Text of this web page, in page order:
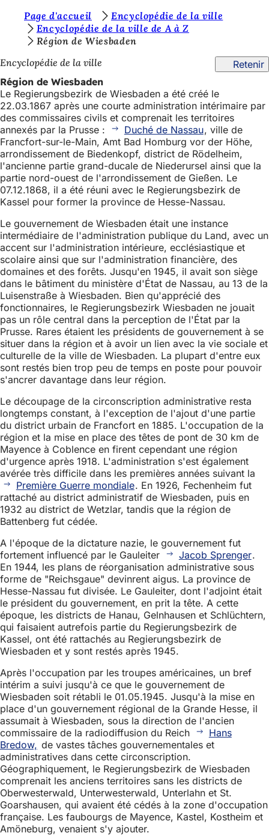
Accéder au contenu
u
s
ê
t
e
s
i
c
i
:
Page d'accueil
Encyclopédie de la ville
Encyclopédie de la ville de A à Z
Région de Wiesbaden
Encyclopédie de la ville
Retenir
Région de Wiesbaden
Le Regierungsbezirk de Wiesbaden a été créé le
22.03.1867 après une courte administration intérimaire par
des commissaires civils et comprenait les territoires
annexés par la Prusse :
Duché de Nassau, ville de
Francfort-sur-le-Main, Amt Bad Homburg vor der Höhe,
arrondissement de Biedenkopf, district de Rödelheim,
l'ancienne partie grand-ducale de Niederursel ainsi que la
partie nord-ouest de l'arrondissement de Gießen. Le
07.12.1868, il a été réuni avec le Regierungsbezirk de
Kassel pour former la province de Hesse-Nassau.
Le gouvernement de Wiesbaden était une instance
intermédiaire de l'administration publique du Land, avec un
accent sur l'administration intérieure, ecclésiastique et
scolaire ainsi que sur l'administration financière, des
domaines et des forêts. Jusqu'en 1945, il avait son siège
dans le bâtiment du ministère d'État de Nassau, au 13 de la
Luisenstraße à Wiesbaden. Bien qu'apprécié des
fonctionnaires, le Regierungsbezirk Wiesbaden ne jouait
pas un rôle central dans la perception de l'État par la
Prusse. Rares étaient les présidents de gouvernement à se
situer dans la région et à avoir un lien avec la vie sociale et
culturelle de la ville de Wiesbaden. La plupart d'entre eux
sont restés bien trop peu de temps en poste pour pouvoir
s'ancrer davantage dans leur région.
Le découpage de la circonscription administrative resta
longtemps constant, à l'exception de l'ajout d'une partie
du district urbain de Francfort en 1885. L'occupation de la
région et la mise en place des têtes de pont de 30 km de
Mayence à Coblence en firent cependant une région
d'urgence après 1918. L'administration s'est également
avérée très difficile dans les premières années suivant la
Première Guerre mondiale. En 1926, Fechenheim fut
rattaché au district administratif de Wiesbaden, puis en
1932 au district de Wetzlar, tandis que la région de
Battenberg fut cédée.
A l'époque de la dictature nazie, le gouvernement fut
fortement influencé par le Gauleiter
Jacob Sprenger.
En 1944, les plans de réorganisation administrative sous
forme de "Reichsgaue" devinrent aigus. La province de
Hesse-Nassau fut divisée. Le Gauleiter, dont l'adjoint était
le président du gouvernement, en prit la tête. A cette
époque, les districts de Hanau, Gelnhausen et Schlüchtern,
qui faisaient autrefois partie du Regierungsbezirk de
Kassel, ont été rattachés au Regierungsbezirk de
Wiesbaden et y sont restés après 1945.
Après l'occupation par les troupes américaines, un bref
intérim a suivi jusqu'à ce que le gouvernement de
Wiesbaden soit rétabli le 01.05.1945. Jusqu'à la mise en
place d'un gouvernement régional de la Grande Hesse, il
assumait à Wiesbaden, sous la direction de l'ancien
commissaire de la radiodiffusion du Reich
Hans
Bredow, de vastes tâches gouvernementales et
administratives dans cette circonscription.
Géographiquement, le Regierungsbezirk de Wiesbaden
comprenait les anciens territoires sans les districts de
Oberwesterwald, Unterwesterwald, Unterlahn et St.
Goarshausen, qui avaient été cédés à la zone d'occupation
française. Les faubourgs de Mayence, Kastel, Kostheim et
Amöneburg, venaient s'y ajouter.